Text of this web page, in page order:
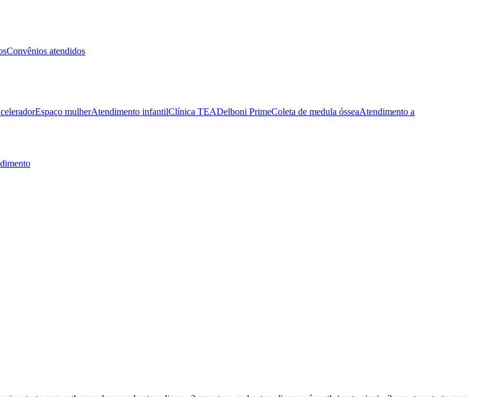
Convênios atendidos
Espaço mulherAtendimento infantilClínica TEADelboni PrimeColeta de medula ósseaAtendimento a